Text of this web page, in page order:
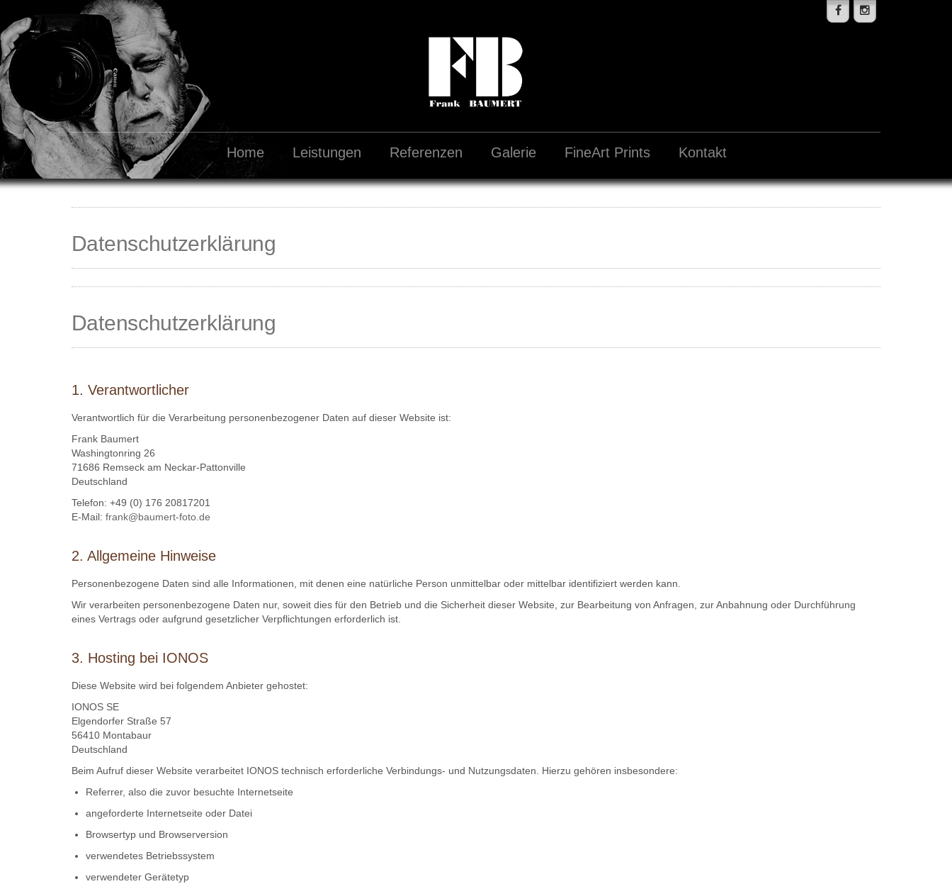
Home Leistungen Referenzen Galerie FineArt Prints Kontakt
Datenschutzerklärung
Datenschutzerklärung
1. Verantwortlicher
Verantwortlich für die Verarbeitung personenbezogener Daten auf dieser Website ist:
Frank Baumert
Washingtonring 26
71686 Remseck am Neckar-Pattonville
Deutschland
Telefon: +49 (0) 176 20817201
E-Mail: frank@baumert-foto.de
2. Allgemeine Hinweise
Personenbezogene Daten sind alle Informationen, mit denen eine natürliche Person unmittelbar oder mittelbar identifiziert werden kann.
Wir verarbeiten personenbezogene Daten nur, soweit dies für den Betrieb und die Sicherheit dieser Website, zur Bearbeitung von Anfragen, zur Anbahnung oder Durchführung
eines Vertrags oder aufgrund gesetzlicher Verpflichtungen erforderlich ist.
3. Hosting bei IONOS
Diese Website wird bei folgendem Anbieter gehostet:
IONOS SE
Elgendorfer Straße 57
56410 Montabaur
Deutschland
Beim Aufruf dieser Website verarbeitet IONOS technisch erforderliche Verbindungs- und Nutzungsdaten. Hierzu gehören insbesondere:
Referrer, also die zuvor besuchte Internetseite
angeforderte Internetseite oder Datei
Browsertyp und Browserversion
verwendetes Betriebssystem
verwendeter Gerätetyp